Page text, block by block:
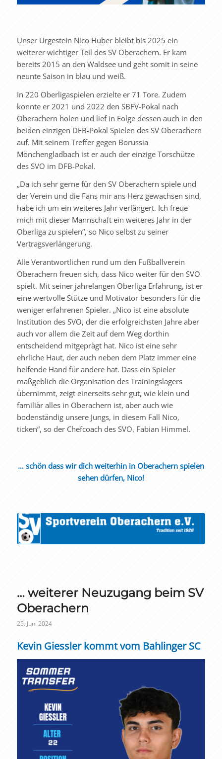
Unser Urgestein Nico Huber bleibt bis 2025 ein
weiterer wichtiger Teil des SV Oberachern. Er kam
bereits 2015 an den Waldsee und geht somit in seine
neunte Saison in blau und weiß.
In 220 Oberligaspielen erzielte er 71 Tore. Zudem
konnte er 2021 und 2022 den SBFV-Pokal nach
Oberachern holen und lief in Folge dessen auch in den
beiden einzigen DFB-Pokal Spielen des SV Oberachern
auf. Mit seinem Treffer gegen Borussia
Mönchengladbach ist er auch der einzige Torschütze
des SVO im DFB-Pokal.
„Da ich sehr gerne für den SV Oberachern spiele und
der Verein und die Fans mir ans Herz gewachsen sind,
habe ich um ein weiteres Jahr verlängert. Ich freue
mich mit dieser Mannschaft ein weiteres Jahr in der
Oberliga zu spielen“, so Nico selbst zu seiner
Vertragsverlängerung.
Alle Verantwortlichen rund um den Fußballverein
Oberachern freuen sich, dass Nico weiter für den SVO
spielt. Mit seiner jahrelangen Oberliga Erfahrung, ist er
eine wertvolle Stütze und Motivator besonders für die
weniger erfahrenen Spieler. „Nico ist eine absolute
Institution des SVO, der die erfolgreichsten Jahre aber
auch vor allem die Zeit auf dem Weg dorthin
entscheidend mitgeprägt hat. Nico ist eine sehr
ehrliche Haut, der auch neben dem Platz immer eine
helfende Hand für andere hat. Dass ein Spieler
maßgeblich die Organisation des Trainingslagers
übernimmt, zeigt einerseits sehr gut, wie klein und
familiär alles in Oberachern ist, aber auch wie
bodenständig unsere Jungs, in diesem Fall Nico,
ticken“, so der Chefcoach des SVO, Fabian Himmel.
… schön dass wir dich weiterhin in Oberachern spielen
sehen dürfen, Nico!
… weiterer Neuzugang beim SV
Oberachern
25. Juni 2024
Kevin Giessler kommt vom Bahlinger SC